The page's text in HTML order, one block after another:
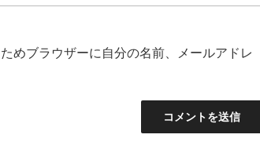
めブラウザーに自分の名前、メールアドレ